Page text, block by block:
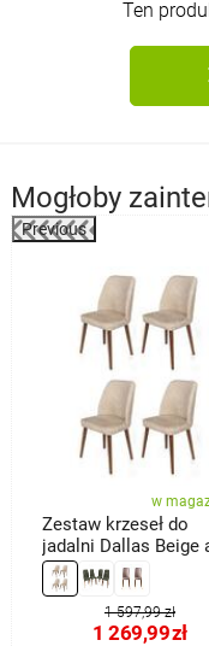
Wysokość
obrót w
Ten
Mogłoby
Previous
w
Zestaw krzeseł do
jadalni Dallas Beige
Brown, 4 szt.
1 597,99 zł
1 269,99zł